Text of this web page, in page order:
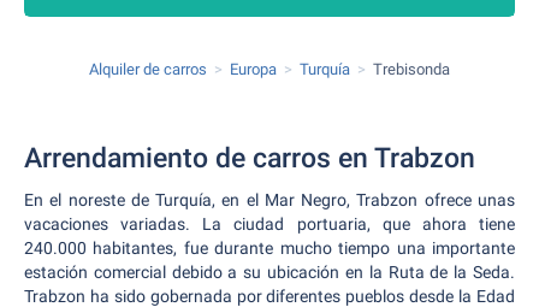
Alquiler de carros Europa Turquía Trebisonda
Arrendamiento de carros en Trabzon
En el noreste de Turquía, en el Mar Negro, Trabzon ofrece unas
vacaciones variadas. La ciudad portuaria, que ahora tiene
240.000 habitantes, fue durante mucho tiempo una importante
estación comercial debido a su ubicación en la Ruta de la Seda.
Trabzon ha sido gobernada por diferentes pueblos desde la Edad